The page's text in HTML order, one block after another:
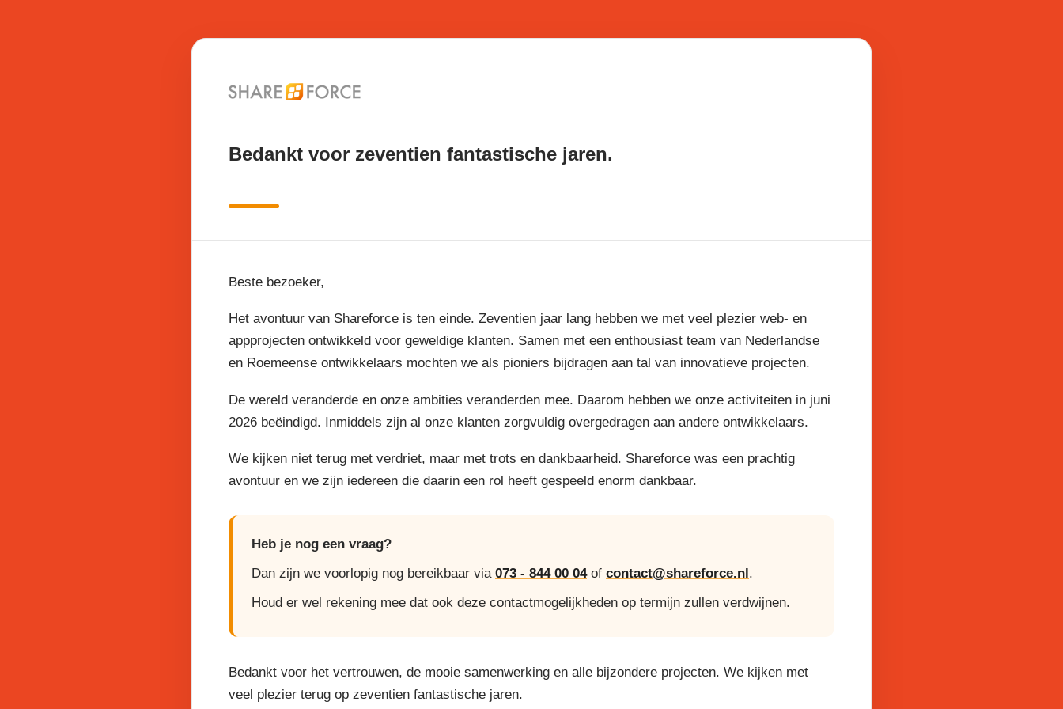
Bedankt voor zeventien fantastische jaren.
Beste bezoeker,
Het avontuur van Shareforce is ten einde. Zeventien jaar lang hebben we met veel plezier web- en
appprojecten ontwikkeld voor geweldige klanten. Samen met een enthousiast team van Nederlandse
en Roemeense ontwikkelaars mochten we als pioniers bijdragen aan tal van innovatieve projecten.
De wereld veranderde en onze ambities veranderden mee. Daarom hebben we onze activiteiten in juni
2026 beëindigd. Inmiddels zijn al onze klanten zorgvuldig overgedragen aan andere ontwikkelaars.
We kijken niet terug met verdriet, maar met trots en dankbaarheid. Shareforce was een prachtig
avontuur en we zijn iedereen die daarin een rol heeft gespeeld enorm dankbaar.
Heb je nog een vraag?
Dan zijn we voorlopig nog bereikbaar via 073 - 844 00 04of contact@shareforce.nl.
Houd er wel rekening mee dat ook deze contactmogelijkheden op termijn zullen verdwijnen.
Bedankt voor het vertrouwen, de mooie samenwerking en alle bijzondere projecten. We kijken met
veel plezier terug op zeventien fantastische jaren.